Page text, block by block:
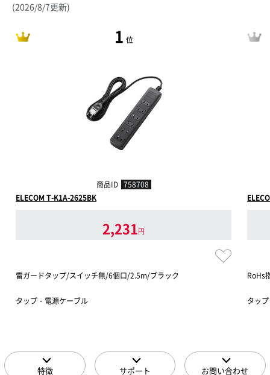
(2026/8/7更新)
1 位
商品ID 758708
ELECOM T-K1A-2625BK
2,231円
雷ガードタップ/スイッチ無/6個口/2.5m/ブラック
タップ・電源ケーブル
RoHs
タッ
特徴 サポート お問い合わせ